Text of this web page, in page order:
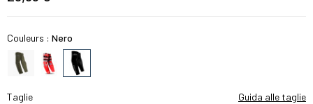
Couleurs : Nero
Taglie Guida alle taglie